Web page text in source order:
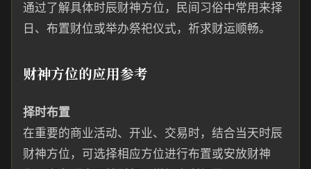
通过了解具体时辰财神方位，民间习俗中常用来择
日、布置财位或举办祭祀仪式，祈求财运顺畅。
财神方位的应用参考
择时布置
在重要的商业活动、开业、交易时，结合当天时辰
财神方位，可选择相应方位进行布置或安放财神